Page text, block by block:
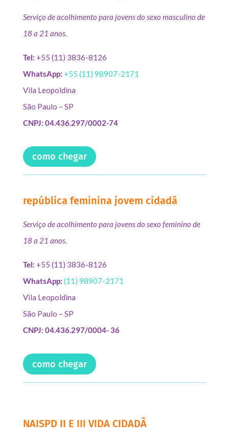
Serviço de acolhimento para jovens do sexo masculino de
18 a 21 anos.
Tel: +55 (11) 3836-8126
WhatsApp: +55 (11) 98907-2171
Vila Leopoldina
São Paulo – SP
CNPJ: 04.436.297/0002-74
como chegar
república feminina jovem cidadã
Serviço de acolhimento para jovens do sexo feminino de
18 a 21 anos.
Tel: +55 (11) 3836-8126
WhatsApp: (11) 98907-2171
Vila Leopoldina
São Paulo – SP
CNPJ: 04.436.297/0004- 36
como chegar
NAISPD II E III VIDA CIDADÃ